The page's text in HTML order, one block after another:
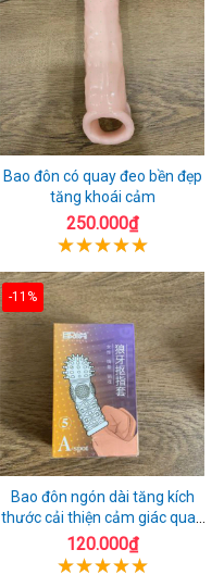
Bao đôn có quay đeo bền đẹp
tăng khoái cảm
250.000₫
-11%
Bao đôn ngón dài tăng kích
thước cải thiện cảm giác quan
hệ
120.000₫